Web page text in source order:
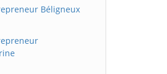
Béligneux